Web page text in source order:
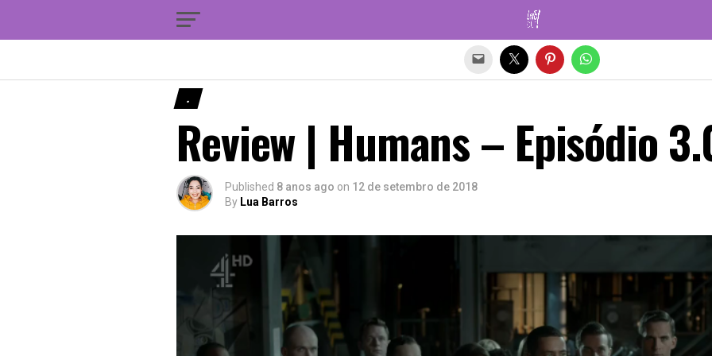
.
Review | Humans – Episódio
Published 8 anos ago on 12 de setembro de 2018
By Lua Barros
Sair da versão mobile